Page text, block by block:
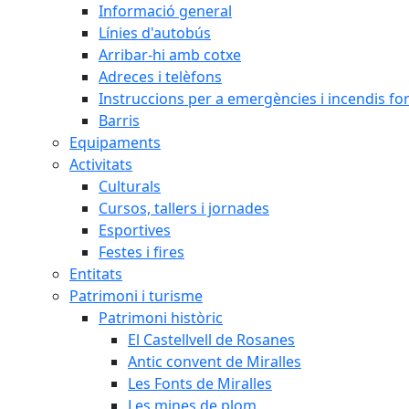
Informació general
Línies d'autobús
Arribar-hi amb cotxe
Adreces i telèfons
Instruccions per a emergències i incendis
Barris
Equipaments
Activitats
Culturals
Cursos, tallers i jornades
Esportives
Festes i fires
Entitats
Patrimoni i turisme
Patrimoni històric
El Castellvell de Rosanes
Antic convent de Miralles
Les Fonts de Miralles